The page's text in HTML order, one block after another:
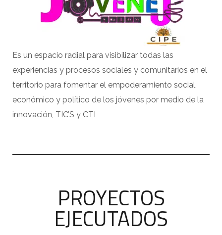
Es un espacio radial para visibilizar todas las
experiencias y procesos sociales y comunitarios en el
territorio para fomentar el empoderamiento social,
económico y político de los jóvenes por medio de la
innovación, TIC’S y CTI
PROYECTOS
EJECUTADOS